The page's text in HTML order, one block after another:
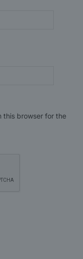
this browser for the